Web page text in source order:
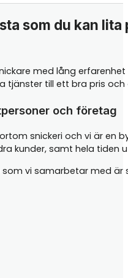
som du kan lita
med lång
tjänster till ett bra pris
och företag
snickeri och vi är
kunder, samt hela tiden
som vi samarbetar med